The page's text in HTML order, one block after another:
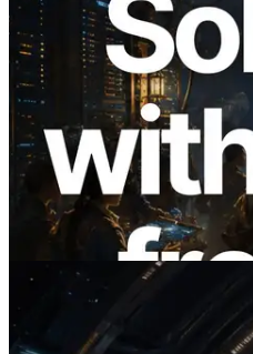
2026.08.05
ERPC mở rộng
với phép đo ping từ
Validators
thức ra mắt
Đọc bài viết này